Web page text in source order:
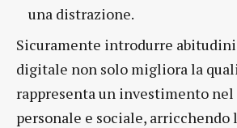
una distrazione.
Sicuramente introdurre
digitale non solo migliora la
rappresenta un investimento
personale e sociale,